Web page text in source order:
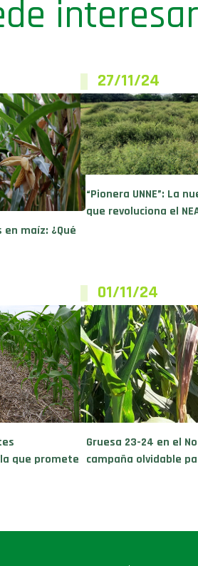
interesar
maíz: ¿Qué
27/11/24
“Pionera UNNE”: La
que revoluciona el
que promete
01/11/24
Gruesa 23-24 en el
campaña olvidable